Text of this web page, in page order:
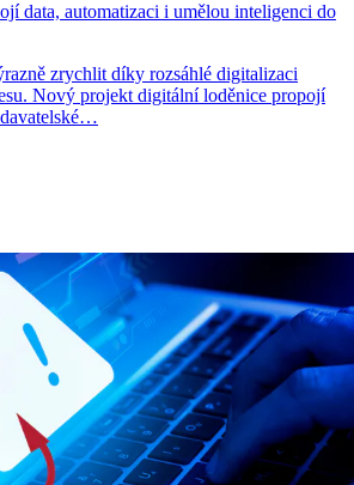
data, automatizaci i umělou inteligenci do
zrychlit díky rozsáhlé digitalizaci
Nový projekt digitální loděnice propojí